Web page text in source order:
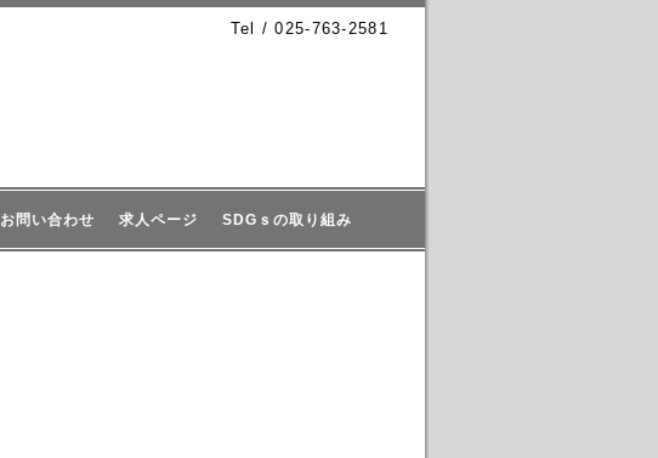
Tel / 025-763-2581
お問い合わせ 求人ページ SDGｓの取り組み